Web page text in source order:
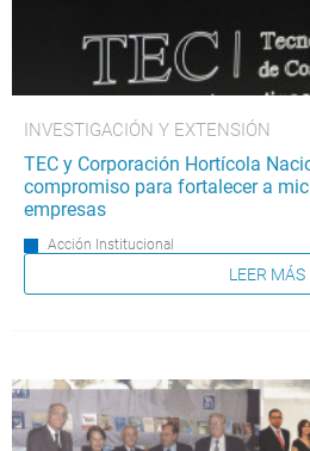
INVESTIGACIÓN Y EXTENSIÓN
TEC y Corporación Hortícola
compromiso para fortalecer a
empresas
Acción Institucional
LEER MÁS